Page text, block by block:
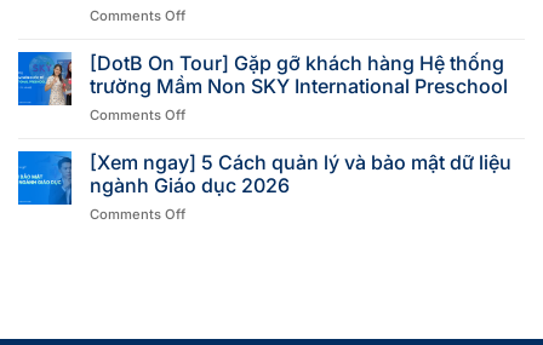
Comments Off
[DotB On Tour] Gặp gỡ khách hàng Hệ thống
trường Mầm Non SKY International Preschool
Comments Off
[Xem ngay] 5 Cách quản lý và bảo mật dữ liệu
ngành Giáo dục 2026
Comments Off